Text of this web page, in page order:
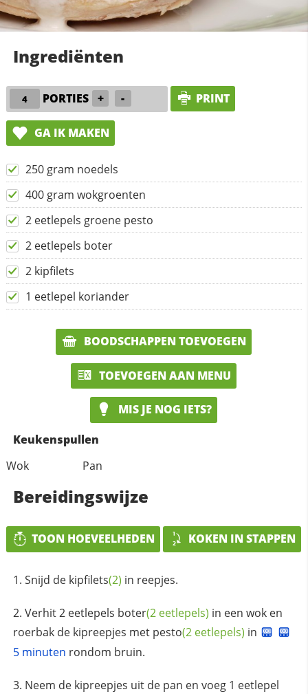
Ingrediënten
PORTIES + - PRINT
GA IK MAKEN
250 gram noedels
400 gram wokgroenten
2 eetlepels groene pesto
2 eetlepels boter
2 kipfilets
1 eetlepel koriander
BOODSCHAPPEN TOEVOEGEN
TOEVOEGEN AAN MENU
MIS JE NOG IETS?
Keukenspullen
Wok
Pan
Bereidingswijze
TOON HOEVEELHEDEN KOKEN IN STAPPEN
Snijd de kipfilets(2) in reepjes.
Verhit 2 eetlepels boter(2 eetlepels) in een wok en
roerbak de kipreepjes met pesto(2 eetlepels) in
5 minuten rondom bruin.
Neem de kipreepjes uit de pan en voeg 1 eetlepel